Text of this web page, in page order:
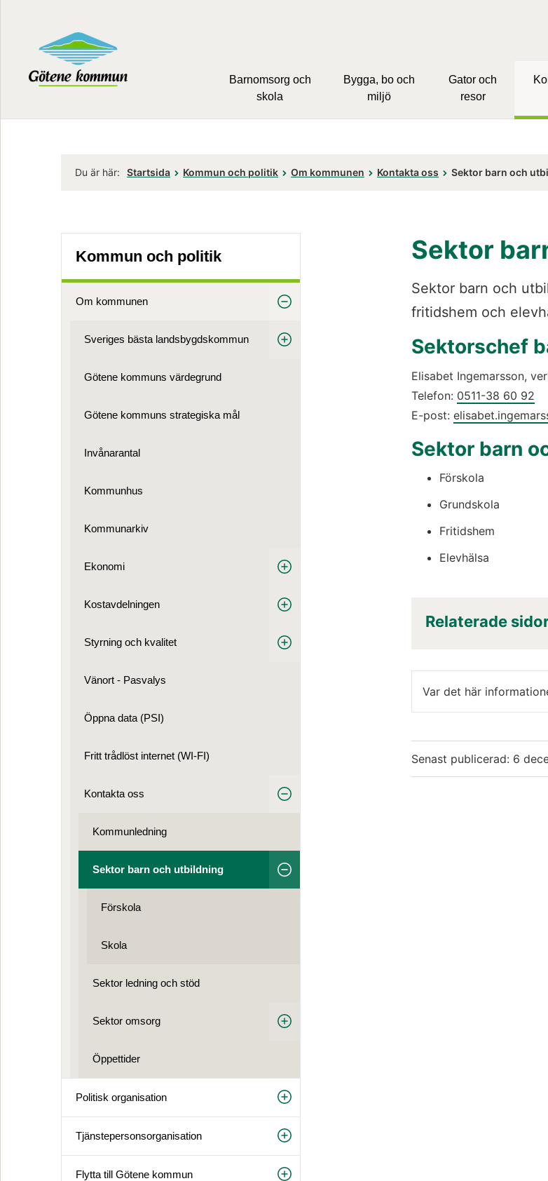
Barnomsorg och
skola
Bygga, bo och
miljö
Gator och
resor
Du är här: Startsida Kommun och politik Om kommunen Kontakta oss Sektor barn och
Kommun och politik
Om kommunen
Sveriges bästa landsbygdskommun
Götene kommuns värdegrund
Götene kommuns strategiska mål
Invånarantal
Kommunhus
Kommunarkiv
Ekonomi
Kostavdelningen
Styrning och kvalitet
Vänort - Pasvalys
Öppna data (PSI)
Fritt trådlöst internet (WI-FI)
Kontakta oss
Kommunledning
Sektor barn och utbildning
Förskola
Skola
Sektor ledning och stöd
Sektor omsorg
Öppettider
Politisk organisation
Tjänstepersonsorganisation
Flytta till Götene kommun
Sektor
Sektor barn och
fritidshem och
Sektorschef
Elisabet Ingemarsson,
Telefon: 0511-38 60 92
E-post:
Sektor barn
Förskola
Grundskola
Fritidshem
Elevhälsa
Relaterade
Var det här
Senast publicerad: 6